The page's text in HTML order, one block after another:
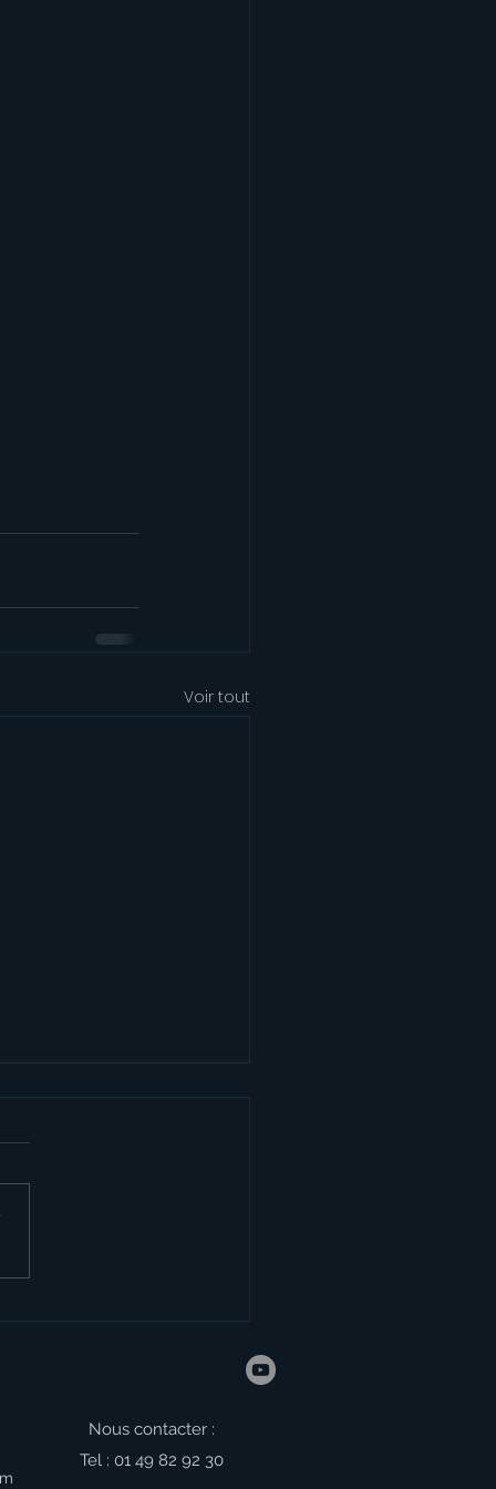
Voir tout
du Voyage au
Nous contacter :
Tel : 01 49 82 92 30